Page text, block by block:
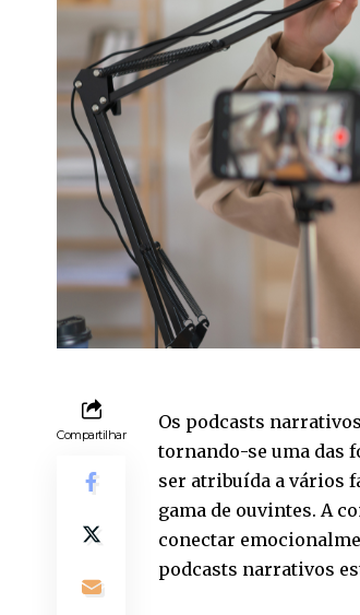
Compartilhar
Os podcasts
tornando-se uma das
ser atribuída a vários
gama de ouvintes. A
conectar
podcasts narrativos